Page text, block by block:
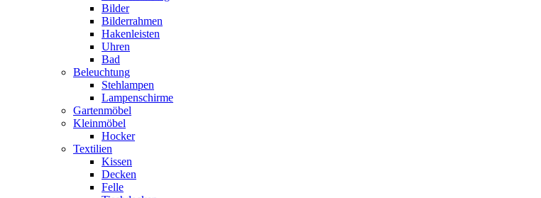
Bilder
Bilderrahmen
Hakenleisten
Uhren
Bad
Beleuchtung
Stehlampen
Lampenschirme
Gartenmöbel
Kleinmöbel
Hocker
Textilien
Kissen
Decken
Felle